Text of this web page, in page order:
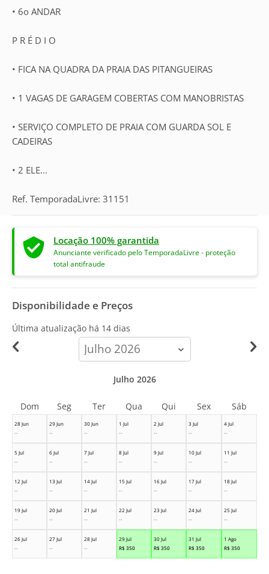
• 6o ANDAR
P R É D I O
• FICA NA QUADRA DA PRAIA DAS PITANGUEIRAS
• 1 VAGAS DE GARAGEM COBERTAS COM MANOBRISTAS
• SERVIÇO COMPLETO DE PRAIA COM GUARDA SOL E
CADEIRAS
• 2 ELE...
Ref. TemporadaLivre: 31151
Locação 100% garantida
Anunciante verificado pelo TemporadaLivre - proteção
total antifraude
Disponibilidade e Preços
Última atualização há 14 dias
calendar-
month
28 Jun
--
29 Jun
--
30 Jun
--
1 Jul
--
2 Jul
--
3 Jul
--
4 Jul
--
5 Jul
--
6 Jul
--
7 Jul
--
8 Jul
--
9 Jul
--
10 Jul
--
11 Jul
--
12 Jul
--
13 Jul
--
14 Jul
--
15 Jul
--
16 Jul
--
17 Jul
--
18 Jul
--
19 Jul
--
20 Jul
--
21 Jul
--
22 Jul
--
23 Jul
--
24 Jul
--
25 Jul
--
26 Jul
--
27 Jul
--
28 Jul
--
29 Jul
R$ 350
30 Jul
R$ 350
31 Jul
R$ 350
1 Ago
R$ 350
Julho 2026
Dom Seg Ter Qua Qui Sex Sáb